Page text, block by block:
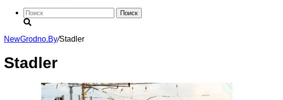
Поиск
NewGrodno.By/Stadler
Stadler